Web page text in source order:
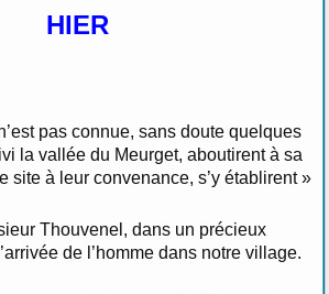
HIER
pas connue, sans doute quelques
la vallée du Meurget, aboutirent à sa
site à leur convenance, s’y établirent »
Thouvenel, dans un précieux
de l’homme dans notre village.